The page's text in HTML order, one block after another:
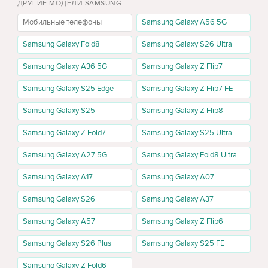
Оформите заказ на Samsung Galaxy S25 Plus онлайн и выберите
удобный способ доставки. Условия доставки, сроки и наличие
товара отображаются на странице товара и при оформлении
заказа.
Рассрочка 0%
Для отдельных моделей Samsung Galaxy S25 Plus может быть
доступна покупка в рассрочку 0%. Это удобный способ
приобрести новый смартфон Samsung без полной оплаты всей
суммы сразу.
Цвета Samsung Galaxy S25 Plus
В каталоге могут быть доступны разные цвета Samsung Galaxy
S25 Plus, включая Mint, Navy, Blue Black, Icy Blue, Silver Shadow и
другие варианты в зависимости от поставки и наличия.
Выберите цвет, который лучше подходит вашему стилю, и
проверьте актуальное наличие на странице товара.
Почему стоит выбрать Samsung Galaxy S25 Plus
на Cactus.md
ДРУГИЕ МОДЕЛИ SAMSUNG
Мобильные телефоны Samsung Galaxy A56 5G
Samsung Galaxy Fold8 Samsung Galaxy S26 Ultra
Samsung Galaxy A36 5G Samsung Galaxy Z Flip7
Samsung Galaxy S25 Edge Samsung Galaxy Z Flip7 FE
Samsung Galaxy S25 Samsung Galaxy Z Flip8
Samsung Galaxy Z Fold7 Samsung Galaxy S25 Ultra
Samsung Galaxy A27 5G Samsung Galaxy Fold8 Ultra
Samsung Galaxy A17 Samsung Galaxy A07
Samsung Galaxy S26 Samsung Galaxy A37
Samsung Galaxy A57 Samsung Galaxy Z Flip6
Samsung Galaxy S26 Plus Samsung Galaxy S25 FE
Samsung Galaxy Z Fold6